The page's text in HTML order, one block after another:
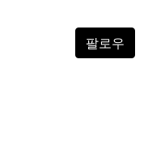
팔로우